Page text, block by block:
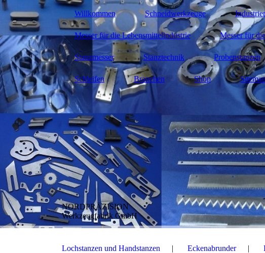
Willkommen Schneidwerkzeuge
Messer für die Lebensmittelindustrie Messer für
Stanzmesser Stanztechnik Probenstanzen
Schleifen Branchen Shop
NORDPRÄZISION
Werkzeugfabrik GmbH
Lochstanzen und Handstanzen Eckenabrunder